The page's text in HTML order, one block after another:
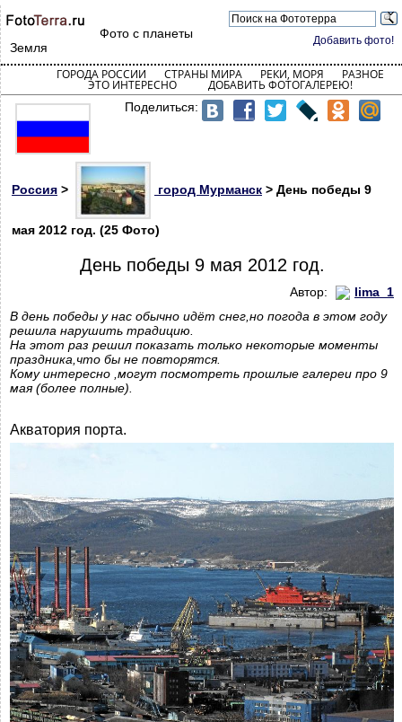
Добавить фото!
Фото с планеты
Земля
ГОРОДА РОССИИ СТРАНЫ МИРА РЕКИ, МОРЯ РАЗНОЕ
ЭТО ИНТЕРЕСНО ДОБАВИТЬ ФОТОГАЛЕРЕЮ!
Поделиться:
Россия > город Мурманск > День победы 9
мая 2012 год. (25 Фото)
День победы 9 мая 2012 год.
Автор:
lima_1
В день победы у нас обычно идёт снег,но погода в этом году
решила нарушить традицию.
На этот раз решил показать только некоторые моменты
праздника,что бы не повторятся.
Кому интересно ,могут посмотреть прошлые галереи про 9
мая (более полные).
Акватория порта.